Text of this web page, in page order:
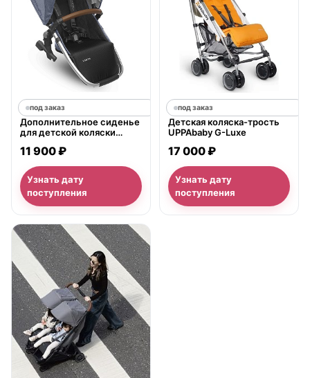
под заказ
Дополнительное сиденье
для детской коляски
11 900 ₽
Узнать дату
поступления
под заказ
Детская коляска-трость
UPPAbaby G-Luxe
17 000 ₽
Узнать дату
поступления